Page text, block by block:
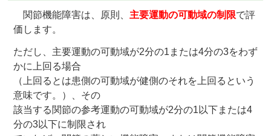
関節機能障害は、原則、 主要運動の可動域の制限で評
価します。
ただし、主要運動の可動域が2分の1または4分の3をわず
かに上回る場合
（上回るとは患側の可動域が健側のそれを上回るという
意味です。）、その
該当する関節の参考運動の可動域が2分の1以下または4
分の3以下に制限され